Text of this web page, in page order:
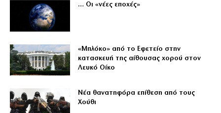
… Οι «νέες εποχές»
«Μπλόκο» από το Εφετείο στην
κατασκευή της αίθουσας χορού στον
Λευκό Οίκο
Νέα θανατηφόρα επίθεση από τους
Χούθι